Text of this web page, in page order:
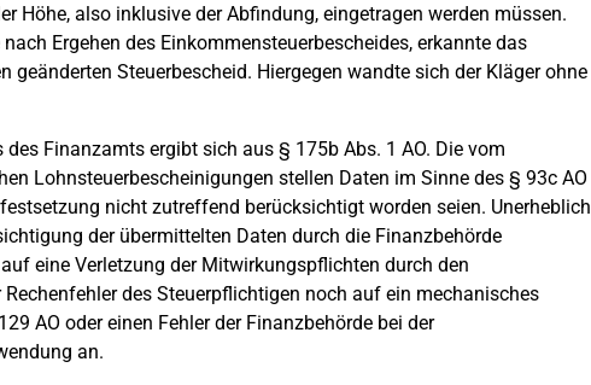
Höhe, also inklusive der Abfindung, eingetragen werden müssen.
Ergehen des Einkommensteuerbescheides, erkannte das
geänderten Steuerbescheid. Hiergegen wandte sich der Kläger ohne
Finanzamts ergibt sich aus § 175b Abs. 1 AO. Die vom
Lohnsteuerbescheinigungen stellen Daten im Sinne des § 93c AO
nicht zutreffend berücksichtigt worden seien. Unerheblich
der übermittelten Daten durch die Finanzbehörde
eine Verletzung der Mitwirkungspflichten durch den
des Steuerpflichtigen noch auf ein mechanisches
AO oder einen Fehler der Finanzbehörde bei der
an.